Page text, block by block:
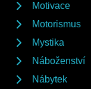
Motivace
Motorismus
Mystika
Náboženství
Nábytek